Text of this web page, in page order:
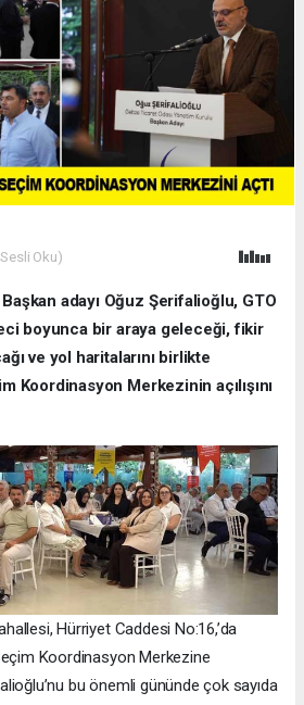
Oku)
adayı Oğuz Şerifalioğlu, GTO
boyunca bir araya geleceği, fikir
ve yol haritalarını birlikte
Koordinasyon Merkezinin açılışını
Hürriyet Caddesi No:16,’da
Koordinasyon Merkezine
bu önemli gününde çok sayıda